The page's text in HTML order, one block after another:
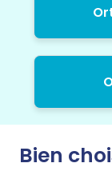
Bien